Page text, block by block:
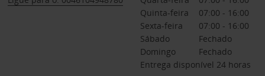
Quinta-feira
07:00 - 16:00
Sexta-feira
07:00 - 16:00
Sábado
Fechado
Domingo
Fechado
Entrega disponível 24 horas